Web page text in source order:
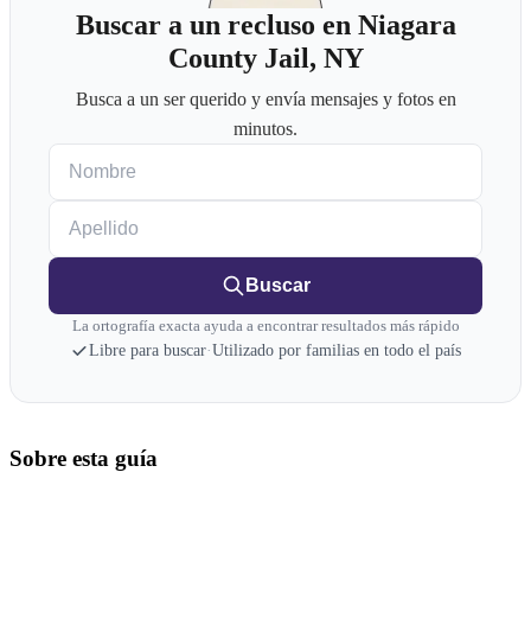
Buscar a un recluso en Niagara
County Jail, NY
Busca a un ser querido y envía mensajes y fotos en
minutos.
Buscar
La ortografía exacta ayuda a encontrar resultados más rápido
Libre para buscar·Utilizado por familias en todo el país
Sobre esta guía